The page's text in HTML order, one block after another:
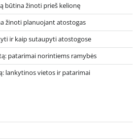
būtina žinoti prieš kelionę
žinoti planuojant atostogas
ir kaip sutaupyti atostogose
patarimai norintiems ramybės
lankytinos vietos ir patarimai